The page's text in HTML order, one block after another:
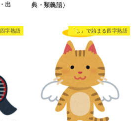
出
典・類義語）
字熟語 「し」で始まる四字熟語